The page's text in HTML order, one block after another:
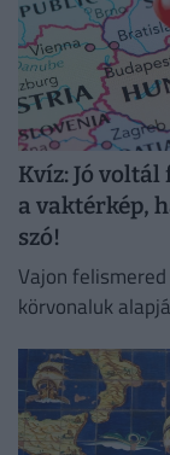
Kvíz: Jó
a vaktérkép,
szó!
Vajon
körvonaluk